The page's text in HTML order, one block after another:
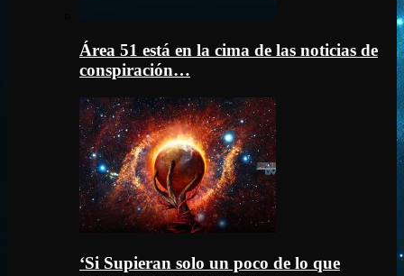
Área 51 está en la cima de las noticias de
conspiración…
‘Si Supieran solo un poco de lo que